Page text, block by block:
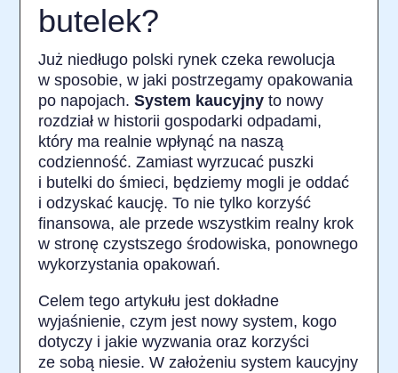
butelek?
Już niedługo polski rynek czeka rewolucja
w sposobie, w jaki postrzegamy opakowania
po napojach.System kaucyjny to nowy
rozdział w historii gospodarki odpadami,
który ma realnie wpłynąć na naszą
codzienność. Zamiast wyrzucać puszki
i butelki do śmieci, będziemy mogli je oddać
i odzyskać kaucję. To nie tylko korzyść
finansowa, ale przede wszystkim realny krok
w stronę czystszego środowiska, ponownego
wykorzystania opakowań.
Celem tego artykułu jest dokładne
wyjaśnienie, czym jest nowy system, kogo
dotyczy i jakie wyzwania oraz korzyści
ze sobą niesie. W założeniu system kaucyjny